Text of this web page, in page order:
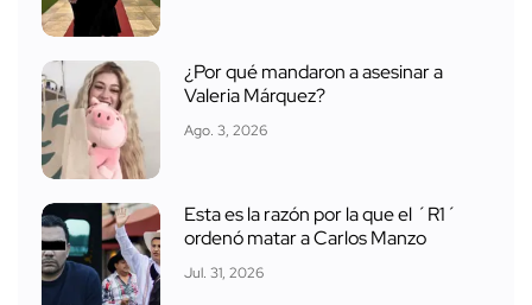
¿Por qué mandaron a asesinar a
Valeria Márquez?
Ago. 3, 2026
Esta es la razón por la que el ´R1´
ordenó matar a Carlos Manzo
Jul. 31, 2026